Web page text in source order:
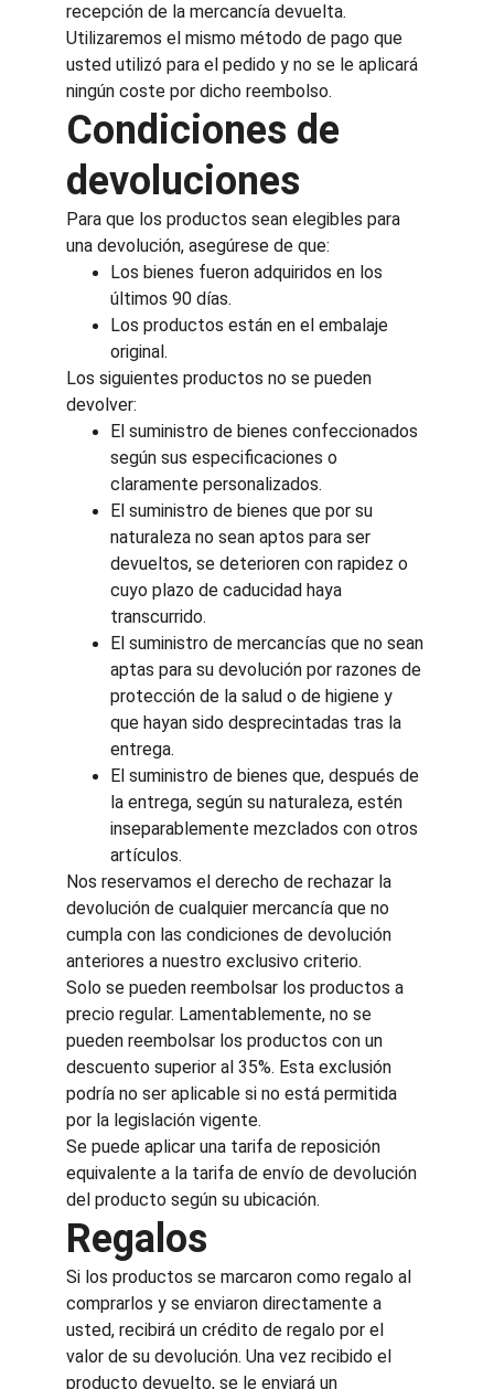
recepción de la mercancía devuelta.
Utilizaremos el mismo método de pago que
usted utilizó para el pedido y no se le aplicará
ningún coste por dicho reembolso.
Condiciones de
devoluciones
Para que los productos sean elegibles para
una devolución, asegúrese de que:
Los bienes fueron adquiridos en los
últimos 90 días.
Los productos están en el embalaje
original.
Los siguientes productos no se pueden
devolver:
El suministro de bienes confeccionados
según sus especificaciones o
claramente personalizados.
El suministro de bienes que por su
naturaleza no sean aptos para ser
devueltos, se deterioren con rapidez o
cuyo plazo de caducidad haya
transcurrido.
El suministro de mercancías que no sean
aptas para su devolución por razones de
protección de la salud o de higiene y
que hayan sido desprecintadas tras la
entrega.
El suministro de bienes que, después de
la entrega, según su naturaleza, estén
inseparablemente mezclados con otros
artículos.
Nos reservamos el derecho de rechazar la
devolución de cualquier mercancía que no
cumpla con las condiciones de devolución
anteriores a nuestro exclusivo criterio.
Solo se pueden reembolsar los productos a
precio regular. Lamentablemente, no se
pueden reembolsar los productos con un
descuento superior al 35%. Esta exclusión
podría no ser aplicable si no está permitida
por la legislación vigente.
Se puede aplicar una tarifa de reposición
equivalente a la tarifa de envío de devolución
del producto según su ubicación.
Regalos
Si los productos se marcaron como regalo al
comprarlos y se enviaron directamente a
usted, recibirá un crédito de regalo por el
valor de su devolución. Una vez recibido el
producto devuelto, se le enviará un